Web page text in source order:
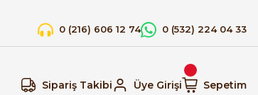
0 (216) 606 12 74 0 (532) 224 04 33
Sipariş Takibi Üye Girişi Sepetim